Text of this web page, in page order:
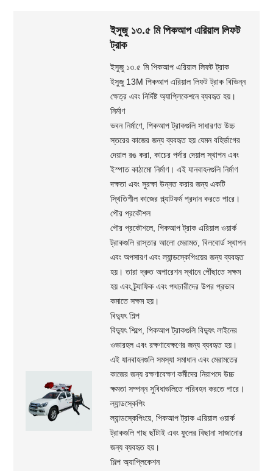
ইসুজু ১৩.৫ মি পিকআপ এরিয়াল লিফট
ট্রাক
ইসুজু ১৩.৫ মি পিকআপ এরিয়াল লিফট ট্রাক
ইসুজু 13M পিকআপ এরিয়াল লিফট ট্রাক বিভিন্ন
ক্ষেত্র এবং নির্দিষ্ট অ্যাপ্লিকেশনে ব্যবহৃত হয়।
নির্মাণ
ভবন নির্মাণে, পিকআপ ট্রাকগুলি সাধারণত উচ্চ
স্তরের কাজের জন্য ব্যবহৃত হয় যেমন বহির্ভাগের
দেয়াল রঙ করা, কাচের পর্দার দেয়াল স্থাপন এবং
ইস্পাত কাঠামো নির্মাণ। এই যানবাহনগুলি নির্মাণ
দক্ষতা এবং সুরক্ষা উন্নত করার জন্য একটি
স্থিতিশীল কাজের প্ল্যাটফর্ম প্রদান করতে পারে।
পৌর প্রকৌশল
পৌর প্রকৌশলে, পিকআপ ট্রাক এরিয়াল ওয়ার্ক
ট্রাকগুলি রাস্তার আলো মেরামত, বিলবোর্ড স্থাপন
এবং অপসারণ এবং ল্যান্ডস্কেপিংয়ের জন্য ব্যবহৃত
হয়। তারা দ্রুত অপারেশন স্থানে পৌঁছাতে সক্ষম
হয় এবং ট্র্যাফিক এবং পথচারীদের উপর প্রভাব
কমাতে সক্ষম হয়।
বিদ্যুৎ শিল্প
বিদ্যুৎ শিল্পে, পিকআপ ট্রাকগুলি বিদ্যুৎ লাইনের
ওভারহল এবং রক্ষণাবেক্ষণের জন্য ব্যবহৃত হয়।
এই যানবাহনগুলি সমস্যা সমাধান এবং মেরামতের
কাজের জন্য রক্ষণাবেক্ষণ কর্মীদের নিরাপদে উচ্চ
ক্ষমতা সম্পন্ন সুবিধাগুলিতে পরিবহন করতে পারে।
ল্যান্ডস্কেপিং
ল্যান্ডস্কেপিংয়ে, পিকআপ ট্রাক এরিয়াল ওয়ার্ক
ট্রাকগুলি গাছ ছাঁটাই এবং ফুলের বিছানা সাজানোর
জন্য ব্যবহৃত হয়।
শিল্প অ্যাপ্লিকেশন